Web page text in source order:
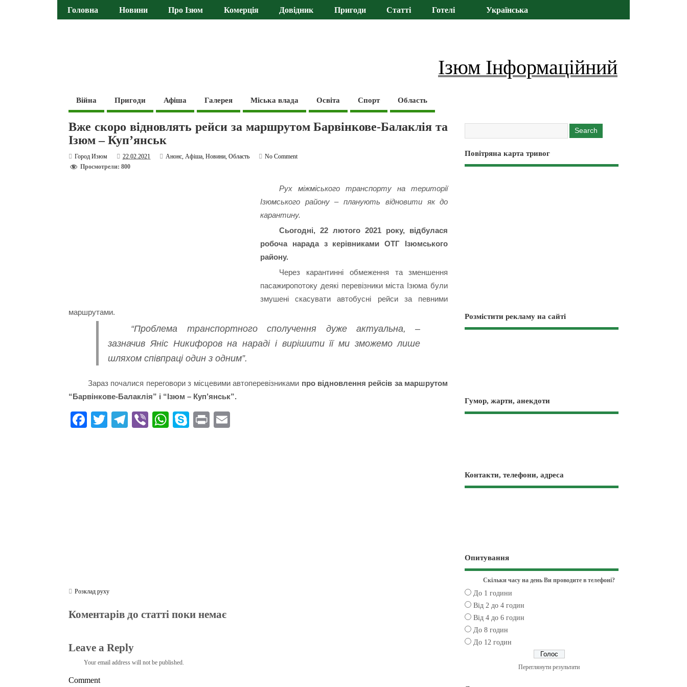
Головна Новини Про Ізюм Комерція Довідник Пригоди Статті Готелі Українська
Ізюм Інформаційний
Війна Пригоди Афіша Галерея Міська влада Освіта Спорт Область
Вже скоро відновлять рейси за маршрутом Барвінкове-Балаклія та
Ізюм – Куп’янськ
Город Изюм 22.02.2021 Анонс,Афіша,Новини,Область
No Comment
Просмотрели: 800
Рух міжміського транспорту на території
Ізюмського району – планують відновити як до
карантину.
Сьогодні, 22 лютого 2021 року, відбулася
робоча нарада з керівниками ОТГ Ізюмського
району.
Через карантинні обмеження та зменшення
пасажиропотоку деякі перевізники міста Ізюма були
змушені скасувати автобусні рейси за певними
маршрутами.
“Проблема транспортного сполучення дуже актуальна, –
зазначив Яніс Никифоров на нараді і вирішити її ми зможемо лише
шляхом співпраці один з одним”.
Зараз почалися переговори з місцевими автоперевізниками про відновлення рейсів за маршрутом
“Барвінкове-Балаклія” і “Ізюм – Куп’янськ”.
Fa T
Te Vi
W
S
Pr
Розклад руху
Коментарів до статті поки немає
Leave a Reply
Your email address will not be published.
Comment
Повітряна карта тривог
Розмістити рекламу на сайті
Гумор, жарти, анекдоти
Контакти, телефони, адреса
Опитування
Скільки часу на день Ви проводите в телефоні?
До 1 години
Від 2 до 4 годин
Від 4 до 6 годин
До 8 годин
До 12 годин
Переглянути результати